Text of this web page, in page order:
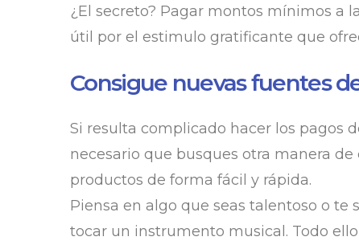
¿El secreto? Pagar montos mínimos a
útil por el estimulo gratificante que
Consigue nuevas fuentes
Si resulta complicado hacer los pagos
necesario que busques otra manera
productos de forma fácil y rápida.
Piensa en algo que seas talentoso o
tocar un instrumento musical. Todo